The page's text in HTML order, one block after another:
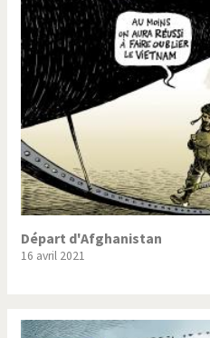
Trump II
Vous avez dit "Islam"?
Départ d'Afghanistan
16 avril 2021